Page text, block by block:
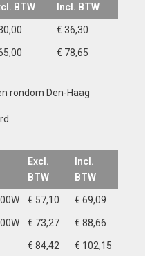
BTW Incl. BTW
€ 36,30
€ 78,65
rondom Den-Haag
Excl.
BTW
Incl.
BTW
€ 57,10 € 69,09
€ 73,27 € 88,66
€ 84,42 € 102,15